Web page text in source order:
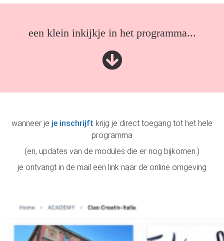
een klein inkijkje in het programma...
wanneer je je inschrijft krijg je direct toegang tot het hele
programma
(en, updates van de modules die er nog bijkomen.)
je ontvangt in de mail een link naar de online omgeving